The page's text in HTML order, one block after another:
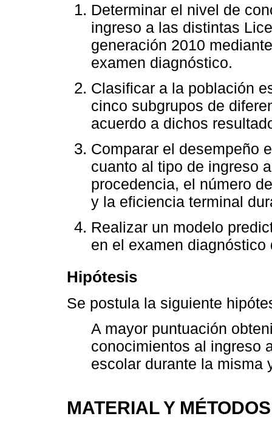
Determinar el nivel de
ingreso a las distintas
generación 2010
examen diagnóstico.
Clasificar a la población
cinco subgrupos de
acuerdo a dichos
Comparar el desempeño
cuanto al tipo de ingreso
procedencia, el número
y la eficiencia terminal
Realizar un modelo
en el examen
Hipótesis
Se postula la siguiente
A mayor puntuación
conocimientos al ingreso
escolar durante la misma
MATERIAL Y MÉTODOS